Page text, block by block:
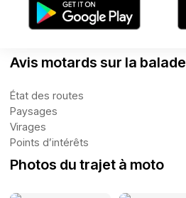
Avis motards sur la balade
État des routes
Paysages
Virages
Points d’intérêts
Photos du trajet à moto